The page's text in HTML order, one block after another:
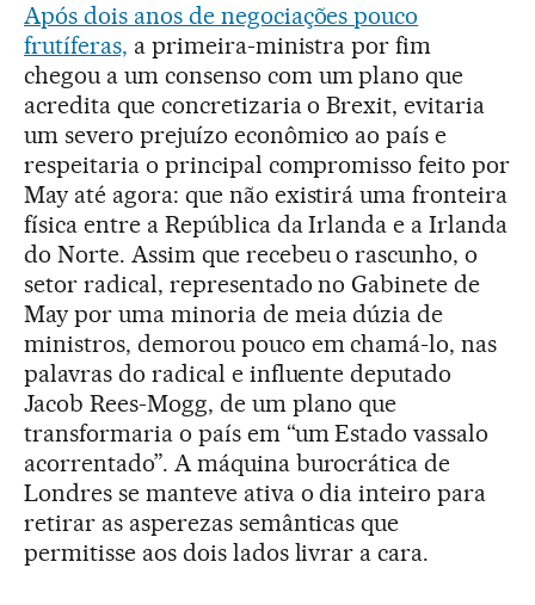
Após dois anos de negociações pouco
frutíferas, a primeira-ministra por fim
chegou a um consenso com um plano que
acredita que concretizaria o Brexit, evitaria
um severo prejuízo econômico ao país e
respeitaria o principal compromisso feito por
May até agora: que não existirá uma fronteira
física entre a República da Irlanda e a Irlanda
do Norte. Assim que recebeu o rascunho, o
setor radical, representado no Gabinete de
May por uma minoria de meia dúzia de
ministros, demorou pouco em chamá-lo, nas
palavras do radical e influente deputado
Jacob Rees-Mogg, de um plano que
transformaria o país em “um Estado vassalo
acorrentado”. A máquina burocrática de
Londres se manteve ativa o dia inteiro para
retirar as asperezas semânticas que
permitisse aos dois lados livrar a cara.